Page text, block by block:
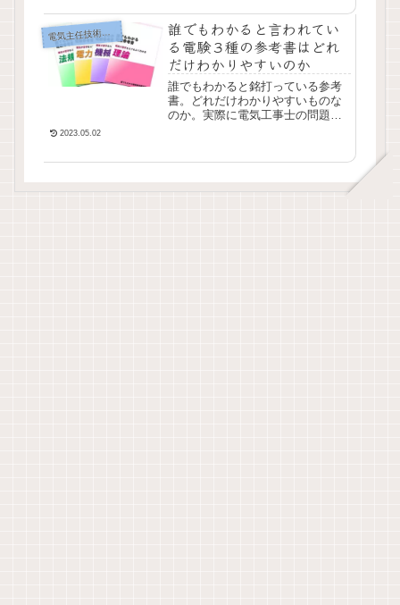
問題だけでない理論科目...
電気主任技術者試験（電験）
誰でもわかると言われてい
る電験３種の参考書はどれ
だけわかりやすいのか
誰でもわかると銘打っている参考
書。どれだけわかりやすいものな
のか。実際に電気工事士の問題も
2023.05.02